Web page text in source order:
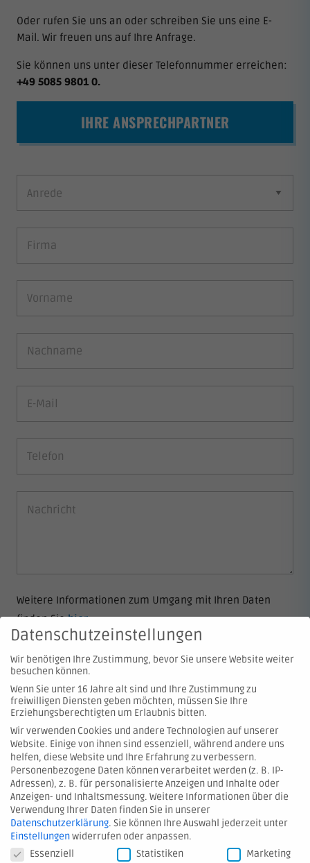
Oder rufen Sie uns an oder schreiben Sie uns eine E-
Mail. Wir freuen uns auf Ihre Anfrage.
Sie können uns unter dieser Telefonnummer erreichen:
+49 5085 9801 0.
IHRE ANSPRECHPARTNER
Weitere Informationen zum Umgang mit Ihren Daten
finden Siehier.
© 2026 Hartmann Valves GmbH
Kontakt
Hinweis melden
AGB
Datenschutz
Datenschutzeinstellungen
Wir benötigen Ihre Zustimmung, bevor Sie unsere Website weiter
besuchen können.
Wenn Sie unter 16 Jahre alt sind und Ihre Zustimmung zu
freiwilligen Diensten geben möchten, müssen Sie Ihre
Erziehungsberechtigten um Erlaubnis bitten.
Wir verwenden Cookies und andere Technologien auf unserer
Website. Einige von ihnen sind essenziell, während andere uns
helfen, diese Website und Ihre Erfahrung zu verbessern.
Personenbezogene Daten können verarbeitet werden (z. B. IP-
Adressen), z. B. für personalisierte Anzeigen und Inhalte oder
Anzeigen- und Inhaltsmessung. Weitere Informationen über die
Verwendung Ihrer Daten finden Sie in unserer
Datenschutzerklärung. Sie können Ihre Auswahl jederzeit unter
Einstellungenwiderrufen oder anpassen.
Datenschutzeinstellungen
Essenziell Statistiken Marketing